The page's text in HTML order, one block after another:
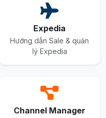
Expedia
Hướng dẫn Sale & quản
lý Expedia
Channel Manager